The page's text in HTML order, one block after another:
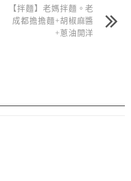
【拌麵】老媽拌麵。老
成都擔擔麵+胡椒麻醬
+蔥油開洋